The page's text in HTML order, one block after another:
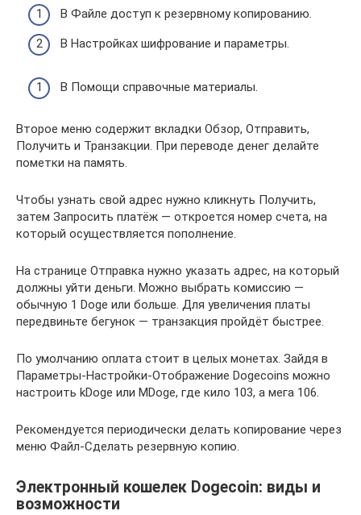
В Файле доступ к резервному копированию.
В Настройках шифрование и параметры.
В Помощи справочные материалы.
Второе меню содержит вкладки Обзор, Отправить,
Получить и Транзакции. При переводе денег делайте
пометки на память.
Чтобы узнать свой адрес нужно кликнуть Получить,
затем Запросить платёж — откроется номер счета, на
который осуществляется пополнение.
На странице Отправка нужно указать адрес, на который
должны уйти деньги. Можно выбрать комиссию —
обычную 1 Doge или больше. Для увеличения платы
передвиньте бегунок — транзакция пройдёт быстрее.
По умолчанию оплата стоит в целых монетах. Зайдя в
Параметры-Настройки-Отображение Dogecoins можно
настроить kDoge или MDoge, где кило 103, а мега 106.
Рекомендуется периодически делать копирование через
меню Файл-Сделать резервную копию.
Электронный кошелек Dogecoin: виды и
возможности